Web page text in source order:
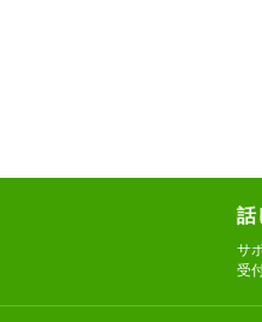
話
サ
受